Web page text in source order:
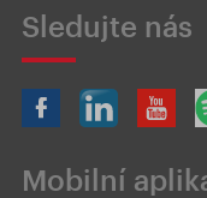
Sledujte nás
Mobilní